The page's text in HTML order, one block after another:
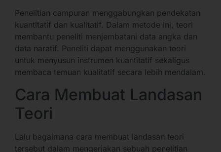
Penelitian campuran menggabungkan pendekatan
kuantitatif dan kualitatif. Dalam metode ini, teori
membantu peneliti menjembatani data angka dan
data naratif. Peneliti dapat menggunakan teori
untuk menyusun instrumen kuantitatif sekaligus
membaca temuan kualitatif secara lebih mendalam.
Cara Membuat Landasan
Teori
Lalu bagaimana cara membuat landasan teori
tersebut dalam mengerjakan sebuah penelitian